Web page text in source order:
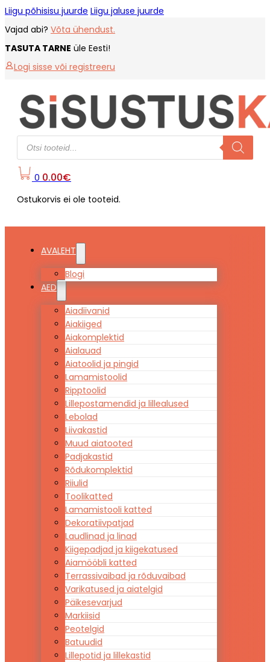
Liigu põhisisu juurde Liigu jaluse juurde
Vajad abi? Võta ühendust.
TASUTA TARNE üle Eesti!
Logi sisse või registreeru
Products
search
0 0.00€
Ostukorvis ei ole tooteid.
AVALEHT
Blogi
AED
Aiadiivanid
Aiakiiged
Aiakomplektid
Aialauad
Aiatoolid ja pingid
Lamamistoolid
Ripptoolid
Lillepostamendid ja lillealused
Lebolad
Liivakastid
Muud aiatooted
Padjakastid
Rõdukomplektid
Riiulid
Toolikatted
Lamamistooli katted
Dekoratiivpatjad
Laudlinad ja linad
Kiigepadjad ja kiigekatused
Aiamööbli katted
Terrassivaibad ja rõduvaibad
Varikatused ja aiatelgid
Päikesevarjud
Markiisid
Peotelgid
Batuudid
Lillepotid ja lillekastid